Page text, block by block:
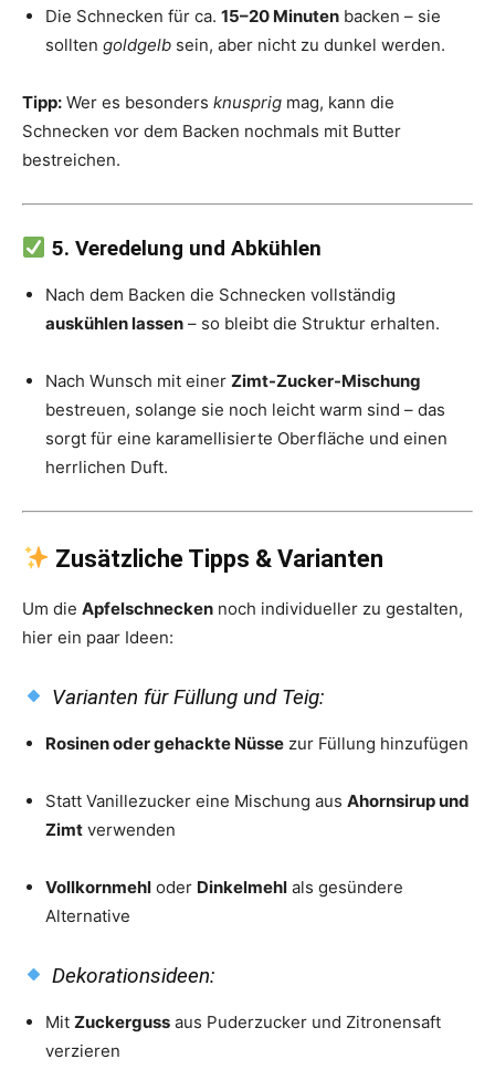
Die Schnecken für ca. 15–20 Minuten backen – sie
sollten goldgelb sein, aber nicht zu dunkel werden.
Tipp: Wer es besonders knusprig mag, kann die
Schnecken vor dem Backen nochmals mit Butter
bestreichen.
5. Veredelung und Abkühlen
Nach dem Backen die Schnecken vollständig
auskühlen lassen – so bleibt die Struktur erhalten.
Nach Wunsch mit einer Zimt-Zucker-Mischung
bestreuen, solange sie noch leicht warm sind – das
sorgt für eine karamellisierte Oberfläche und einen
herrlichen Duft.
Zusätzliche Tipps & Varianten
Um die Apfelschnecken noch individueller zu gestalten,
hier ein paar Ideen:
Varianten für Füllung und Teig:
Rosinen oder gehackte Nüsse zur Füllung hinzufügen
Statt Vanillezucker eine Mischung aus Ahornsirup und
Zimt verwenden
Vollkornmehl oder Dinkelmehl als gesündere
Alternative
Dekorationsideen:
Mit Zuckerguss aus Puderzucker und Zitronensaft
verzieren